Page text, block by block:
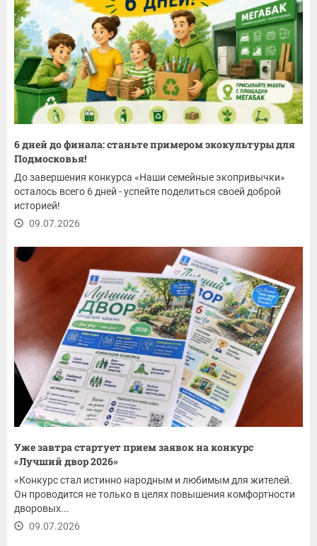
6 дней до финала: станьте примером экокультуры для
Подмосковья!
До завершения конкурса «Наши семейные экопривычки»
осталось всего 6 дней - успейте поделиться своей доброй
историей!
09.07.2026
Уже завтра стартует прием заявок на конкурс
«Лучший двор 2026»
«Конкурс стал истинно народным и любимым для жителей.
Он проводится не только в целях повышения комфортности
дворовых...
09.07.2026